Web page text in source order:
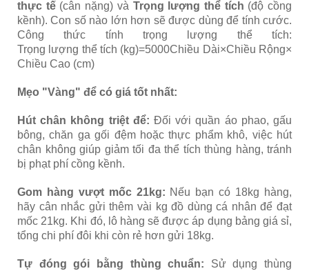
thực tế(cân nặng) và Trọng lượng thể tích (độ cồng
kềnh). Con số nào lớn hơn sẽ được dùng để tính cước.
Công thức tính trọng lượng thể tích:
Trọng lượng thể tích (kg)=5000Chiều Dài×Chiều Rộng×
Chiều Cao (cm)​
Mẹo "Vàng" để có giá tốt nhất:
Hút chân không triệt để: Đối với quần áo phao, gấu
bông, chăn ga gối đệm hoặc thực phẩm khô, việc hút
chân không giúp giảm tối đa thể tích thùng hàng, tránh
bị phạt phí cồng kềnh.
Gom hàng vượt mốc 21kg: Nếu bạn có 18kg hàng,
hãy cân nhắc gửi thêm vài kg đồ dùng cá nhân để đạt
mốc 21kg. Khi đó, lô hàng sẽ được áp dụng bảng giá sỉ,
tổng chi phí đôi khi còn rẻ hơn gửi 18kg.
Tự đóng gói bằng thùng chuẩn: Sử dụng thùng